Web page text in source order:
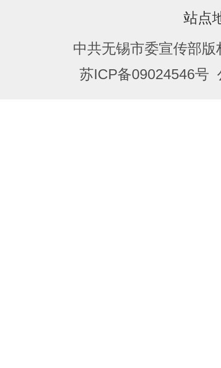
站点
中共无锡市委宣传部
苏ICP备09024546号